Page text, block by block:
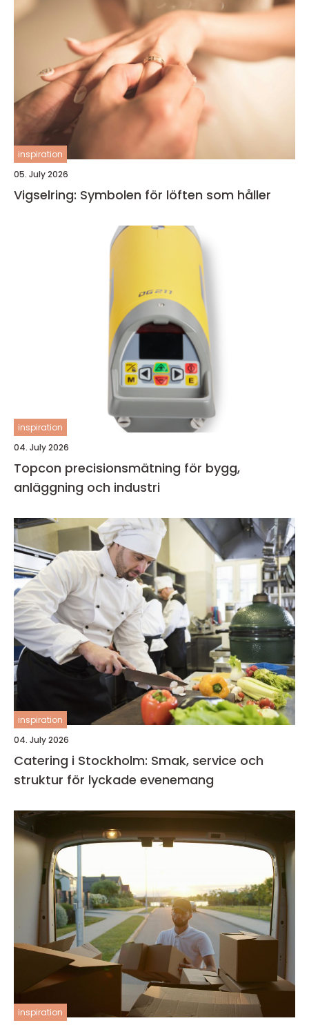
inspiration
05. July 2026
Vigselring: Symbolen för löften som håller
inspiration
04. July 2026
Topcon precisionsmätning för bygg,
anläggning och industri
inspiration
04. July 2026
Catering i Stockholm: Smak, service och
struktur för lyckade evenemang
inspiration